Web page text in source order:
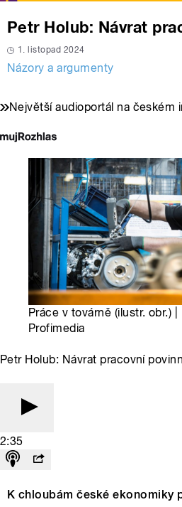
Petr Holub: Návrat
1. listopad 2024
Názory a argumenty
Největší audioportál na českém
Práce v továrně (ilustr. obr.) |
Profimedia
Petr Holub: Návrat pracovní
2:35
K chloubám české ekonomiky